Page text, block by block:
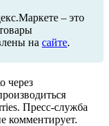
– это
на сайте.
через
Пресс-служба
комментирует.